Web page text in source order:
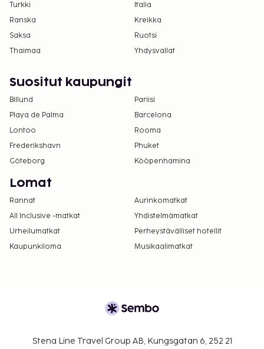
Turkki
Italia
Ranska
Kreikka
Saksa
Ruotsi
Thaimaa
Yhdysvallat
Suositut kaupungit
Billund
Pariisi
Playa de Palma
Barcelona
Lontoo
Rooma
Frederikshavn
Phuket
Göteborg
Kööpenhamina
Lomat
Rannat
Aurinkomatkat
All Inclusive -matkat
Yhdistelmämatkat
Urheilumatkat
Perheystävälliset hotellit
Kaupunkiloma
Musikaalimatkat
Stena Line Travel Group AB, Kungsgatan 6, 252 21